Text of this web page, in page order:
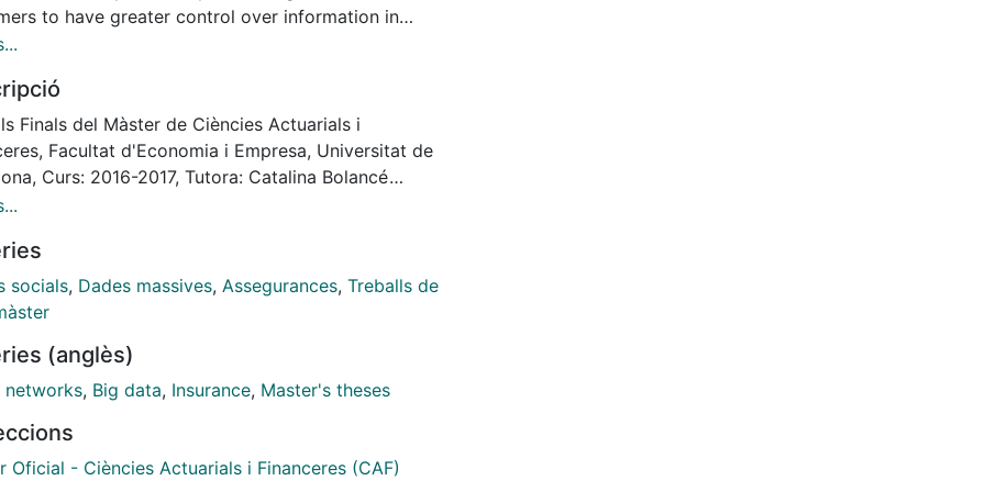
to have greater control over information in
making; insurance companies are investing great
loyalty. In that sense, using Big Data generated
networks such as Facebook, Twitter or
to know the policyholder’s personality, can be
a strategy that allow companies to compete
personalized service and more competitive
personality as an explanatory variable in
Linear Models for claims count and try to
any empirical evidence of the relation between
Finals del Màster de Ciències Actuarials i
Facultat d'Economia i Empresa, Universitat de
Curs: 2016-2017, Tutora: Catalina Bolancé
socials, Dades massives, Assegurances, Treballs de
(anglès)
networks, Big data, Insurance, Master's theses
Oficial - Ciències Actuarials i Financeres (CAF)